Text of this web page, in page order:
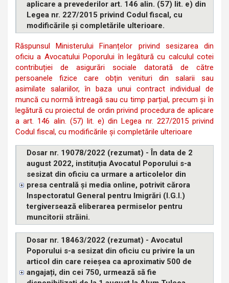
aplicare a prevederilor art. 146 alin. (57) lit. e) din
Legea nr. 227/2015 privind Codul fiscal, cu
modificările și completările ulterioare.
Răspunsul Ministerului Finanțelor privind sesizarea din
oficiu a Avocatului Poporului în legătură cu calculul cotei
contribuției de asigurări sociale datorată de către
persoanele fizice care obțin venituri din salarii sau
asimilate salariilor, în baza unui contract individual de
muncă cu normă întreagă sau cu timp parțial, precum și în
legătură cu proiectul de ordin privind procedura de aplicare
a art. 146 alin. (57) lit. e) din Legea nr. 227/2015 privind
Codul fiscal, cu modificările și completările ulterioare
Dosar nr. 19078/2022 (rezumat) - În data de 2
august 2022, instituția Avocatul Poporului s-a
sesizat din oficiu ca urmare a articolelor din
presa centrală și media online, potrivit cărora
Inspectoratul General pentru Imigrări (I.G.I.)
tergiversează eliberarea permiselor pentru
muncitorii străini.
Dosar nr. 18463/2022 (rezumat) - Avocatul
Poporului s-a sesizat din oficiu cu privire la un
articol din care reieșea ca aproximativ 500 de
angajați, din cei 750, urmează să fie